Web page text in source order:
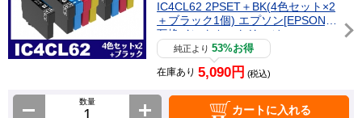
IC4CL62 2PSET＋BK(4色セット×2
＋ブラック1個) エプソン[EPSON]
互換インクカートリッジ
純正より53%お得
在庫あり 5,090円 (税込)
数量
カートに入れる